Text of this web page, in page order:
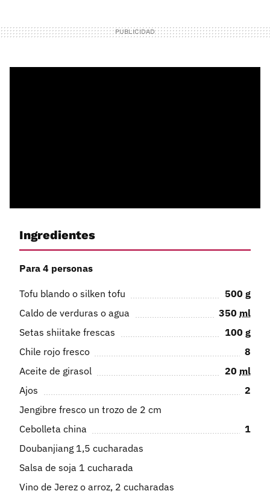
Ingredientes
Para 4 personas
Tofu blando o silken tofu 500 g
Caldo de verduras o agua
350 ml
Setas shiitake frescas
100 g
Chile rojo fresco
8
Aceite de girasol
20 ml
Ajos
2
Jengibre fresco un trozo de 2 cm
Cebolleta china
1
Doubanjiang 1,5 cucharadas
Salsa de soja 1 cucharada
Vino de Jerez o arroz, 2 cucharadas